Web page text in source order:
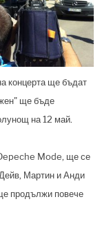
концерта ще бъдат
ще бъде
на 12 май.
Depeche Mode, ще се
Мартин и Анди
продължи повече